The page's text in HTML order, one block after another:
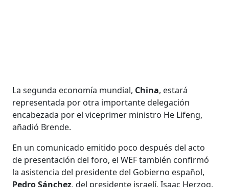
La segunda economía mundial, China, estará
representada por otra importante delegación
encabezada por el viceprimer ministro He Lifeng,
añadió Brende.
En un comunicado emitido poco después del acto
de presentación del foro, el WEF también confirmó
la asistencia del presidente del Gobierno español,
Pedro Sánchez, del presidente israelí, Isaac Herzog,